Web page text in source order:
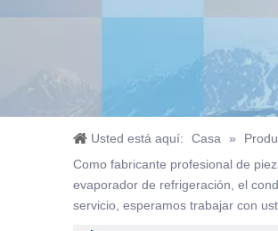
Usted está aquí: Casa »
Como fabricante profesional de
evaporador de refrigeración, el
servicio, esperamos trabajar con